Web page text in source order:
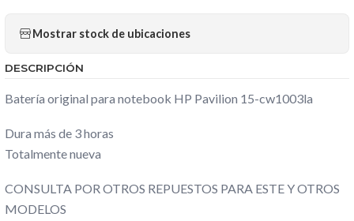
Mostrar stock de ubicaciones
DESCRIPCIÓN
Batería original para notebook HP Pavilion 15-cw1003la
Dura más de 3 horas
Totalmente nueva
CONSULTA POR OTROS REPUESTOS PARA ESTE Y OTROS
MODELOS